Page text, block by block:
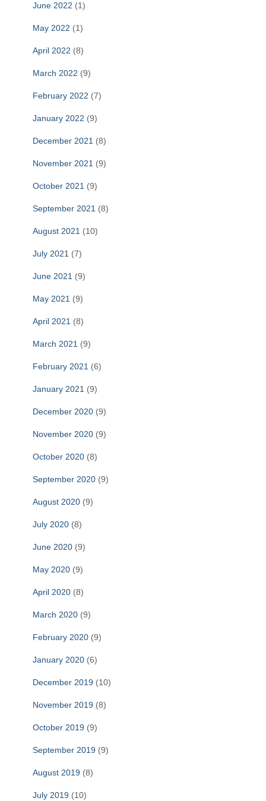
June 2022 (1)
May 2022 (1)
April 2022 (8)
March 2022 (9)
February 2022 (7)
January 2022 (9)
December 2021 (8)
November 2021 (9)
October 2021 (9)
September 2021 (8)
August 2021 (10)
July 2021 (7)
June 2021 (9)
May 2021 (9)
April 2021 (8)
March 2021 (9)
February 2021 (6)
January 2021 (9)
December 2020 (9)
November 2020 (9)
October 2020 (8)
September 2020 (9)
August 2020 (9)
July 2020 (8)
June 2020 (9)
May 2020 (9)
April 2020 (8)
March 2020 (9)
February 2020 (9)
January 2020 (6)
December 2019 (10)
November 2019 (8)
October 2019 (9)
September 2019 (9)
August 2019 (8)
July 2019 (10)